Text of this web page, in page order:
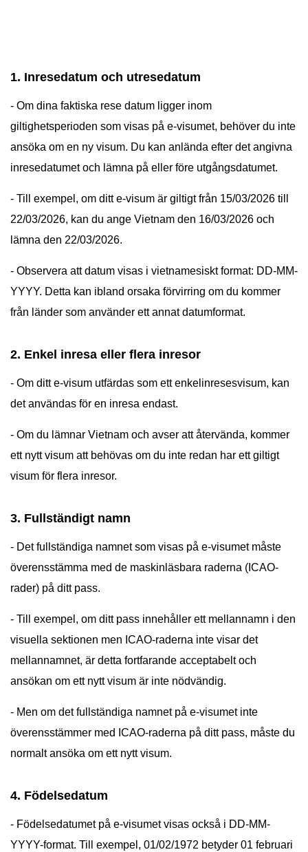
1. Inresedatum och utresedatum
- Om dina faktiska rese datum ligger inom
giltighetsperioden som visas på e-visumet, behöver du inte
ansöka om en ny visum. Du kan anlända efter det angivna
inresedatumet och lämna på eller före utgångsdatumet.
- Till exempel, om ditt e-visum är giltigt från 15/03/2026 till
22/03/2026, kan du ange Vietnam den 16/03/2026 och
lämna den 22/03/2026.
- Observera att datum visas i vietnamesiskt format: DD-MM-
YYYY. Detta kan ibland orsaka förvirring om du kommer
från länder som använder ett annat datumformat.
2. Enkel inresa eller flera inresor
- Om ditt e-visum utfärdas som ett enkelinresesvisum, kan
det användas för en inresa endast.
- Om du lämnar Vietnam och avser att återvända, kommer
ett nytt visum att behövas om du inte redan har ett giltigt
visum för flera inresor.
3. Fullständigt namn
- Det fullständiga namnet som visas på e-visumet måste
överensstämma med de maskinläsbara raderna (ICAO-
rader) på ditt pass.
- Till exempel, om ditt pass innehåller ett mellannamn i den
visuella sektionen men ICAO-raderna inte visar det
mellannamnet, är detta fortfarande acceptabelt och
ansökan om ett nytt visum är inte nödvändig.
- Men om det fullständiga namnet på e-visumet inte
överensstämmer med ICAO-raderna på ditt pass, måste du
normalt ansöka om ett nytt visum.
4. Födelsedatum
- Födelsedatumet på e-visumet visas också i DD-MM-
YYYY-format. Till exempel, 01/02/1972 betyder 01 februari